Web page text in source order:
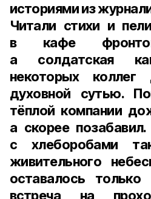
историями из
Читали стихи и
в кафе
а солдатская
некоторых
духовной сутью.
тёплой компании
а скорее
с хлеборобами
живительного
оставалось только
встреча на